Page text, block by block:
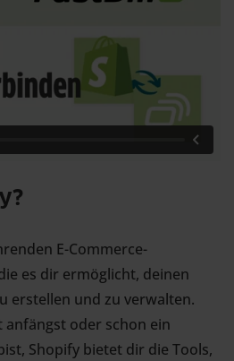
E-Commerce-
es dir ermöglicht, deinen
erstellen und zu verwalten.
anfängst oder schon ein
Shopify bietet dir die Tools,